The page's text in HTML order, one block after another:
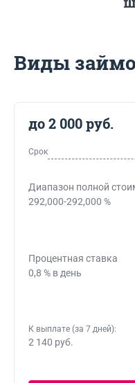
Виды
до 2 000 руб.
Срок
Диапазон полной
292,000-292,000 %
Процентная ставка
0,8 % в день
К выплате (за 7 дней):
2 140 руб.